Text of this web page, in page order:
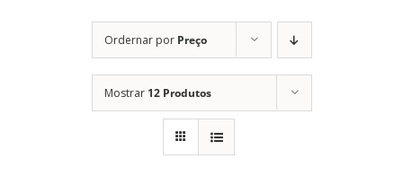
Ordernar por Preço
Mostrar 12 Produtos